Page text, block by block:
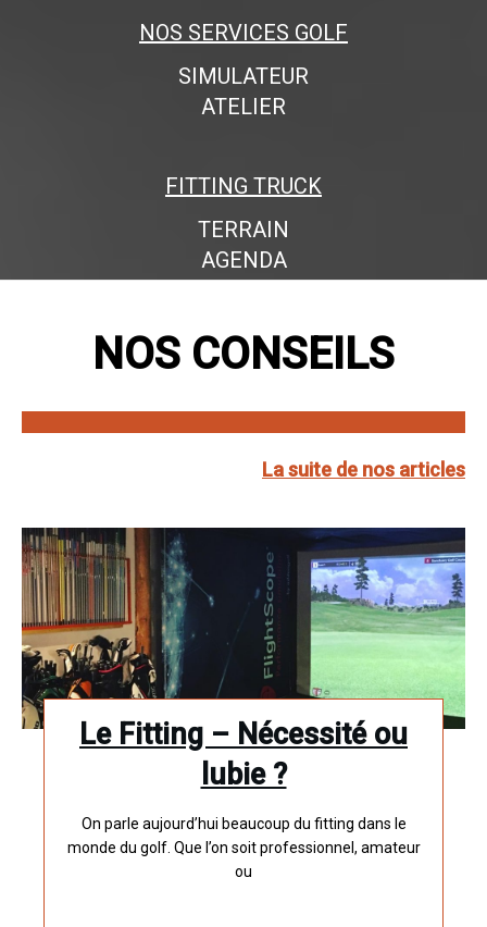
NOS SERVICES GOLF
SIMULATEUR
ATELIER
FITTING TRUCK
TERRAIN
AGENDA
NOS CONSEILS
La suite de nos articles
Le Fitting – Nécessité ou
lubie ?
On parle aujourd’hui beaucoup du fitting dans le
monde du golf. Que l’on soit professionnel, amateur
ou